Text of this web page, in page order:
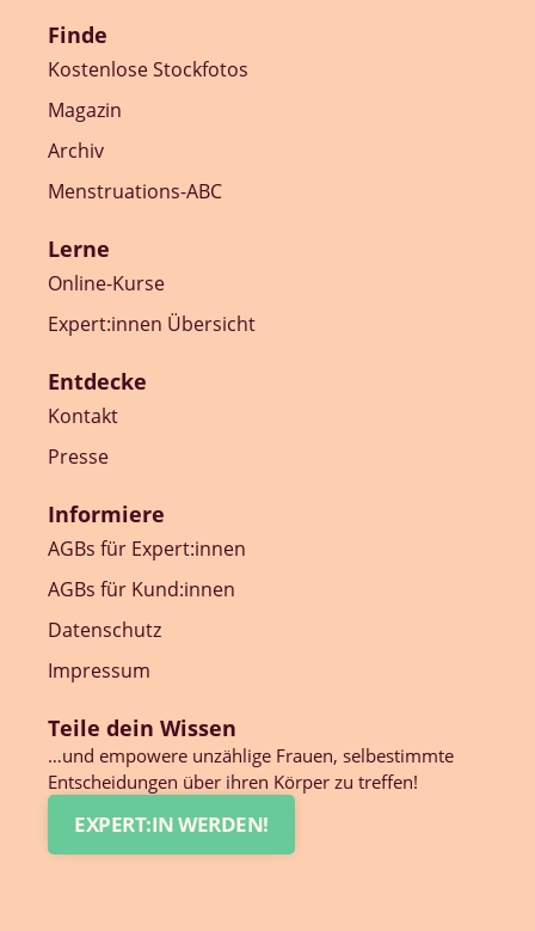
Finde
Kostenlose Stockfotos
Magazin
Archiv
Menstruations-ABC
Lerne
Online-Kurse
Expert:innen Übersicht
Entdecke
Kontakt
Presse
Informiere
AGBs für Expert:innen
AGBs für Kund:innen
Datenschutz
Impressum
Teile dein Wissen
…und empowere unzählige Frauen, selbestimmte
Entscheidungen über ihren Körper zu treffen!
EXPERT:IN WERDEN!